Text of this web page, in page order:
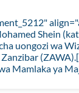
Shein
uongozi wa
Mamlaka ya